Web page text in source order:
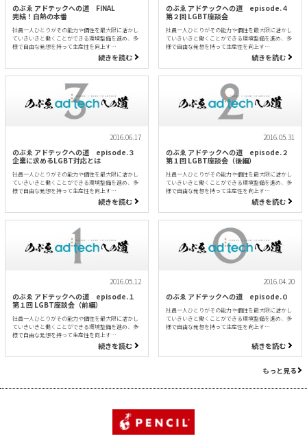
のぶゑ アドテックへの道 FINAL
完結！白熱の本番
社員一人ひとりがその能力や個性を最大限に活かし
ていきいきと働くことができる環境整備を進め、多
様で自由な発想を持って生産性を向上す…
続きを読む
のぶゑ アドテックへの道 episode.４
第２回 LGBT座談会
社員一人ひとりがその能力や個性を最大限に活かし
ていきいきと働くことができる環境整備を進め、多
様で自由な発想を持って生産性を向上す…
続きを読む
2016.06.17
のぶゑ アドテックへの道 episode.３
企業に求めるLGBT対応とは
社員一人ひとりがその能力や個性を最大限に活かし
ていきいきと働くことができる環境整備を進め、多
様で自由な発想を持って生産性を向上す…
続きを読む
2016.05.31
のぶゑ アドテックへの道 episode.２
第１回 LGBT座談会（後編）
社員一人ひとりがその能力や個性を最大限に活かし
ていきいきと働くことができる環境整備を進め、多
様で自由な発想を持って生産性を向上す…
続きを読む
2016.05.12
のぶゑ アドテックへの道 episode.１
第１回 LGBT座談会（前編）
社員一人ひとりがその能力や個性を最大限に活かし
ていきいきと働くことができる環境整備を進め、多
様で自由な発想を持って生産性を向上す…
続きを読む
2016.04.20
のぶゑ アドテックへの道 episode.０
社員一人ひとりがその能力や個性を最大限に活かし
ていきいきと働くことができる環境整備を進め、多
様で自由な発想を持って生産性を向上す…
続きを読む
もっと見る